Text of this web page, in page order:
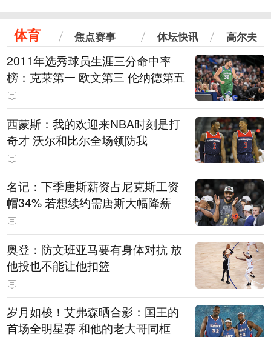
体育 焦点赛事 体坛快讯 高尔夫
2011年选秀球员生涯三分命中率
榜：克莱第一 欧文第三 伦纳德第五
西蒙斯：我的欢迎来NBA时刻是打
奇才 沃尔和比尔全场领防我
名记：下季唐斯薪资占尼克斯工资
帽34% 若想续约需唐斯大幅降薪
奥登：防文班亚马要有身体对抗 放
他投也不能让他扣篮
岁月如梭！艾弗森晒合影：国王的
首场全明星赛 和他的老大哥同框